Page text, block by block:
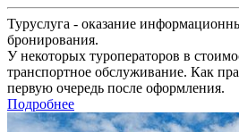
Туруслуга - оказание
бронирования.
У некоторых туроператоров в
транспортное обслуживание. Как
первую очередь после оформления.
Подробнее